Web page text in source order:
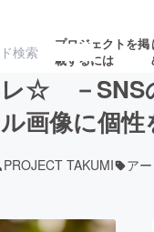
プロジェクトを掲
載するには
ジェクト
募集
ロジェ
☆ －SNS
ル画像に個性
PROJECT TAKUMI ア